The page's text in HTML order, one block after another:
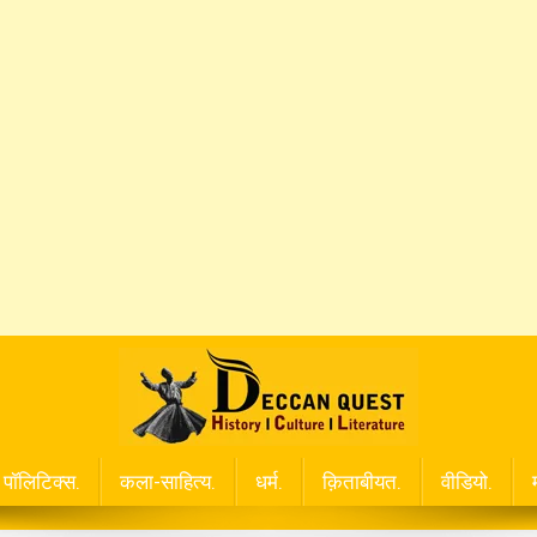
पॉलिटिक्स. कला-साहित्य. धर्म. क़िताबीयत. वीडियो.